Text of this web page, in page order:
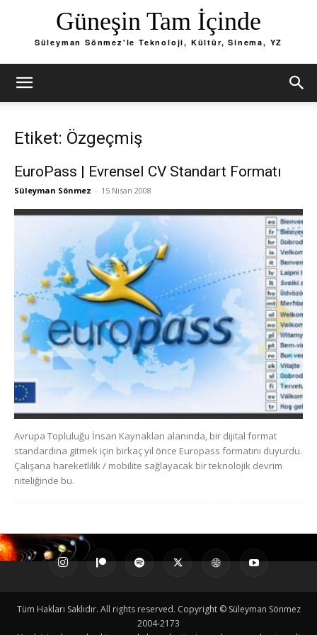
Güneşin Tam İçinde
Süleyman Sönmez'le Teknoloji, Kültür, Sinema, YZ
Etiket: Özgeçmiş
EuroPass | Evrensel CV Standart Formatı
Süleyman Sönmez - 15 Nisan 2008
Avrupa Topluluğu İnsan Kaynakları alanında, bir dijital format
standardına gitmek için birkaç yıl önce Europass formatını duyurdu.
Çalışana hareketlilik / mobilite sağlayacak bir teknolojik devrim
niteliğinde bu.
Tüm Hakları Saklıdır. All rights reserved. Copyright © Süleyman Sönmez
2004-2173